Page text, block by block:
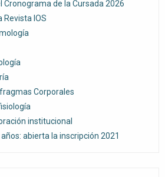
Cronograma de la Cursada 2026
Revista IOS
Corporales
institucional
abierta la inscripción 2021